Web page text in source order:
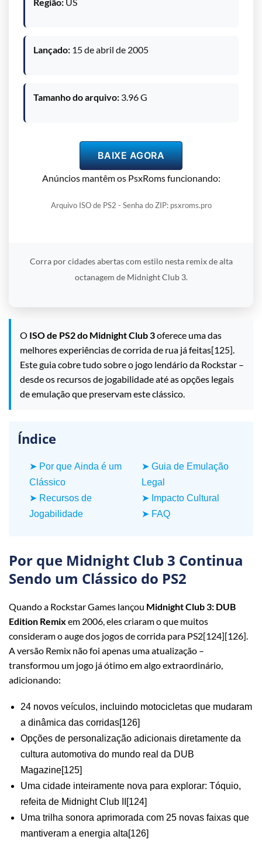
Lançado: 15 de abril de 2005
Tamanho do arquivo: 3.96 G
BAIXE AGORA
Anúncios mantêm os PsxRoms funcionando:
Arquivo ISO de PS2 - Senha do ZIP: psxroms.pro
Corra por cidades abertas com estilo nesta remix de alta
octanagem de Midnight Club 3.
O ISO de PS2 do Midnight Club 3oferece uma das
melhores experiências de corrida de rua já feitas[125].
Este guia cobre tudo sobre o jogo lendário da Rockstar –
desde os recursos de jogabilidade até as opções legais
de emulação que preservam este clássico.
Índice
➤ Por que Ainda é um
Clássico
➤ Recursos de
Jogabilidade
➤ Guia de Emulação
Legal
➤ Impacto Cultural
➤ FAQ
Por que Midnight Club 3 Continua
Sendo um Clássico do PS2
Quando a Rockstar Games lançou Midnight Club 3: DUB
Edition Remix em 2006, eles criaram o que muitos
consideram o auge dos jogos de corrida para PS2[124][126].
A versão Remix não foi apenas uma atualização –
transformou um jogo já ótimo em algo extraordinário,
adicionando:
24 novos veículos, incluindo motocicletas que mudaram
a dinâmica das corridas[126]
Opções de personalização adicionais diretamente da
cultura automotiva do mundo real da DUB
Magazine[125]
Uma cidade inteiramente nova para explorar: Tóquio,
refeita de Midnight Club II[124]
Uma trilha sonora aprimorada com 25 novas faixas que
mantiveram a energia alta[126]